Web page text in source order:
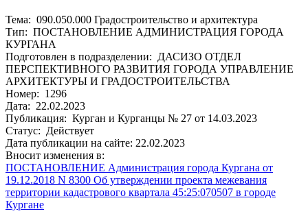
Тема: 090.050.000 Градостроительство и архитектура
Тип: ПОСТАНОВЛЕНИЕ АДМИНИСТРАЦИЯ ГОРОДА
КУРГАНА
Подготовлен в подразделении: ДАСИЗО ОТДЕЛ
ПЕРСПЕКТИВНОГО РАЗВИТИЯ ГОРОДА УПРАВЛЕНИЕ
АРХИТЕКТУРЫ И ГРАДОСТРОИТЕЛЬСТВА
Номер: 1296
Дата: 22.02.2023
Публикация: Курган и Курганцы № 27 от 14.03.2023
Статус: Действует
Дата публикации на сайте: 22.02.2023
Вносит изменения в:
ПОСТАНОВЛЕНИЕ Администрация города Кургана от
19.12.2018 N 8300 Об утверждении проекта межевания
территории кадастрового квартала 45:25:070507 в городе
Кургане